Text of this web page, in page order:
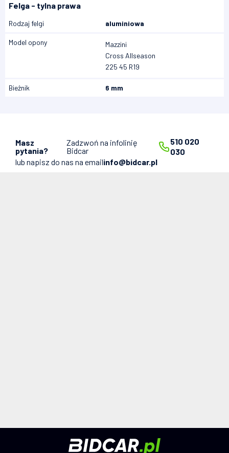
Felga - tylna prawa
Rodzaj felgi aluminiowa
Model opony
Mazzini
Cross Allseason
225 45 R19
Bieżnik 6 mm
Masz
pytania?
Zadzwoń na infolinię
Bidcar
510 020
030
lub napisz do nas na emailinfo@bidcar.pl